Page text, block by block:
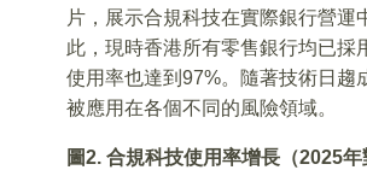
片，展示合規科技在實際銀行營運
此，現時香港所有零售銀行均已採
使用率也達到97%。隨著技術日趨
被應用在各個不同的風險領域。
圖2. 合規科技使用率增長（2025年